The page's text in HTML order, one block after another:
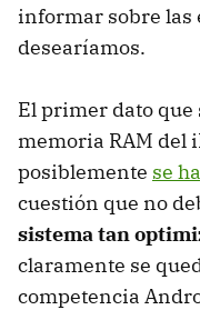
informar sobre las
desearíamos.
El primer dato que
memoria RAM del
posiblemente se
cuestión que no
sistema tan
claramente se
competencia